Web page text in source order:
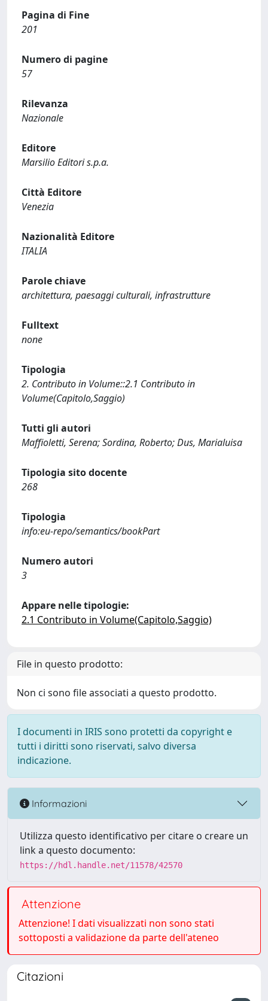
Pagina di Fine
201
Numero di pagine
57
Rilevanza
Nazionale
Editore
Marsilio Editori s.p.a.
Città Editore
Venezia
Nazionalità Editore
ITALIA
Parole chiave
architettura, paesaggi culturali, infrastrutture
Fulltext
none
Tipologia
2. Contributo in Volume::2.1 Contributo in
Volume(Capitolo,Saggio)
Tutti gli autori
Maffioletti, Serena; Sordina, Roberto; Dus, Marialuisa
Tipologia sito docente
268
Tipologia
info:eu-repo/semantics/bookPart
Numero autori
3
Appare nelle tipologie:
2.1 Contributo in Volume(Capitolo,Saggio)
File in questo prodotto:
Non ci sono file associati a questo prodotto.
I documenti in IRIS sono protetti da copyright e
tutti i diritti sono riservati, salvo diversa
indicazione.
Informazioni
Utilizza questo identificativo per citare o creare un
link a questo documento:
https://hdl.handle.net/11578/42570
Attenzione
Attenzione! I dati visualizzati non sono stati
sottoposti a validazione da parte dell'ateneo
Citazioni